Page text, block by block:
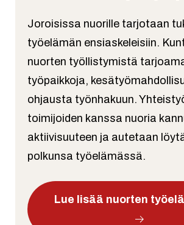
Joroisissa nuorille tarjotaan
työelämän ensiaskeleisiin.
nuorten työllistymistä
työpaikkoja,
ohjausta työnhakuun.
toimijoiden kanssa nuoria
aktiivisuuteen ja autetaan
polkunsa työelämässä.
Lue lisää nuorten